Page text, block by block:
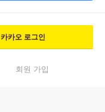
카카오 로그인
회원 가입